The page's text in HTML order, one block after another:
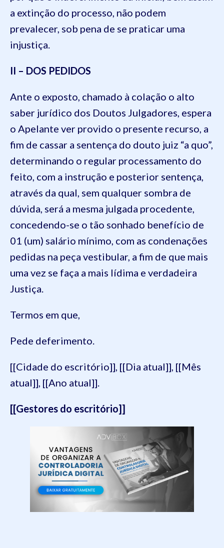
a extinção do processo, não podem
prevalecer, sob pena de se praticar uma
injustiça.
II – DOS PEDIDOS
Ante o exposto, chamado à colação o alto
saber jurídico dos Doutos Julgadores, espera
o Apelante ver provido o presente recurso, a
fim de cassar a sentença do douto juiz “a quo”,
determinando o regular processamento do
feito, com a instrução e posterior sentença,
através da qual, sem qualquer sombra de
dúvida, será a mesma julgada procedente,
concedendo-se o tão sonhado benefício de
01 (um) salário mínimo, com as condenações
pedidas na peça vestibular, a fim de que mais
uma vez se faça a mais lídima e verdadeira
Justiça.
Termos em que,
Pede deferimento.
[[Cidade do escritório]], [[Dia atual]], [[Mês
atual]], [[Ano atual]].
[[Gestores do escritório]]